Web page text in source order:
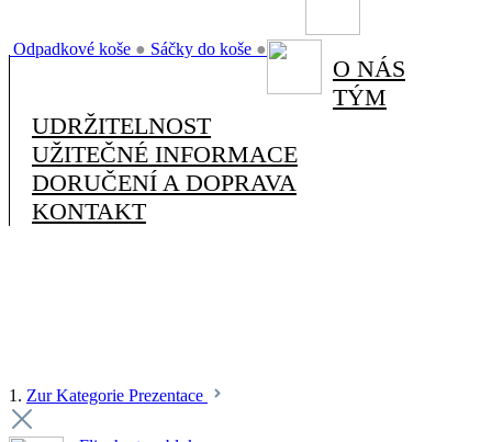
Odpadkové koše ● Sáčky do koše ●
O NÁS
TÝM
UDRŽITELNOST
UŽITEČNÉ INFORMACE
DORUČENÍ A DOPRAVA
KONTAKT
1. Zur Kategorie Prezentace